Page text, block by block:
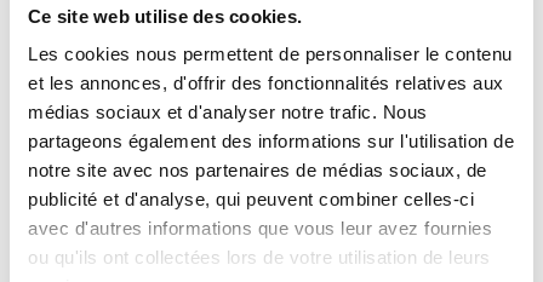
Ce site web utilise des cookies.
Les cookies nous permettent de personnaliser le contenu
et les annonces, d'offrir des fonctionnalités relatives aux
médias sociaux et d'analyser notre trafic. Nous
partageons également des informations sur l'utilisation de
notre site avec nos partenaires de médias sociaux, de
publicité et d'analyse, qui peuvent combiner celles-ci
avec d'autres informations que vous leur avez fournies
ou qu'ils ont collectées lors de votre utilisation de leurs
AJOUTER AU DEVIS
MATÉRIEL DE FITNESS
PROFESSIONNEL
GARANTIE D'UN AN EN
STANDARD
PLUS DE 28 ANS
D'EXPÉRIENCE
MEILLEURS PRIX ET
MEILLEUR ÉQUIPEMENT